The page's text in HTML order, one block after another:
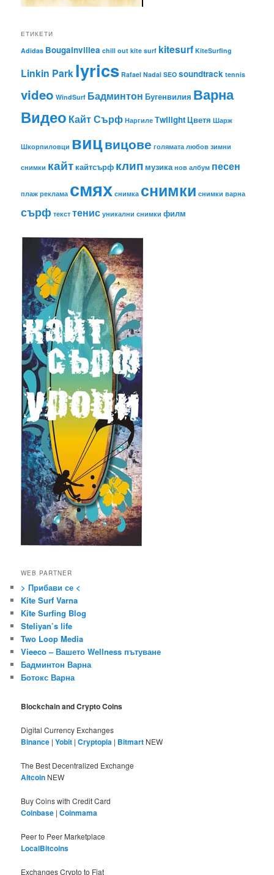
ЕТИКЕТИ
Adidas Bougainvillea chill out kite surf kitesurf KiteSurfing
Linkin Parklyrics Rafael Nadal SEO soundtrack tennis
video WindSurf Бадминтон Бугенвилия Варна
Видео Кайт Сърф Наргиле ТwilightЦветя Шарж
Шкорпиловци вицвицове голямата любов зимни
снимки кайт кайтсърф клип музика нов албум песен
плаж реклама смях снимка снимки снимки варна
сърф текст тенис уникални снимки филм
WEB PARTNER
> Прибави се <
Kite Surf Varna
Kite Surfing Blog
Steliyan’s life
Two Loop Media
Vieeco – Вашето Wellness пътуване
Бадминтон Варна
Ботокс Варна
Blockchain and Crypto Coins
Digital Currency Exchanges
Binance |Yobit |Cryptopia | Bitmart NEW
The Best Decentralized Exchange
Altcoin NEW
Buy Coins with Credit Card
Coinbase |Coinmama
Peer to Peer Marketplace
LocalBitcoins
Exchanges Crypto to Fiat